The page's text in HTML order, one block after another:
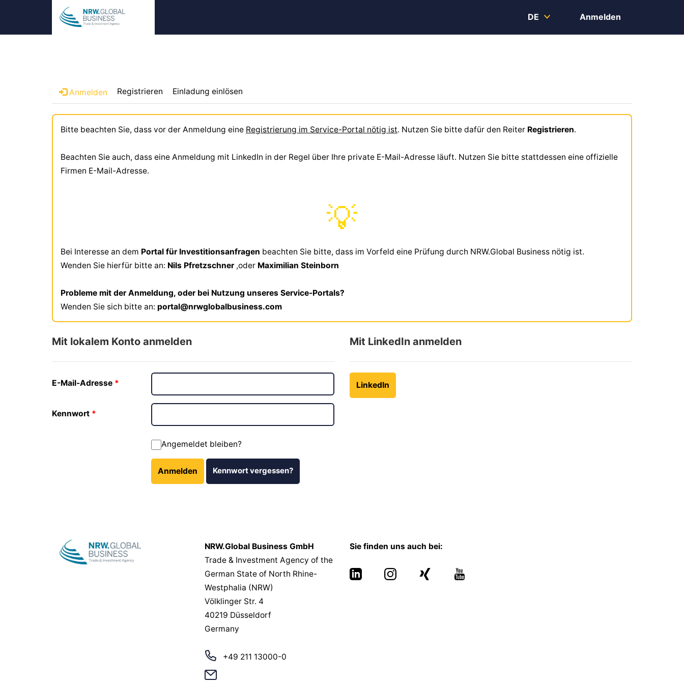
DE Anmelden
Anmelden Registrieren Einladung einlösen
Bitte beachten Sie, dass vor der Anmeldung eine Registrierung im Service-Portal nötig ist. Nutzen Sie bitte dafür den Reiter Registrieren.
Beachten Sie auch, dass eine Anmeldung mit LinkedIn in der Regel über Ihre private E-Mail-Adresse läuft. Nutzen Sie bitte stattdessen eine offizielle
Firmen E-Mail-Adresse.
💡
Bei Interesse an dem Portal für Investitionsanfragen beachten Sie bitte, dass im Vorfeld eine Prüfung durch NRW.Global Business nötig ist.
Wenden Sie hierfür bitte an: Nils Pfretzschner ,oder Maximilian Steinborn
Probleme mit der Anmeldung, oder bei Nutzung unseres Service-Portals?
Wenden Sie sich bitte an: portal@nrwglobalbusiness.com
Mit lokalem Konto anmelden
E-Mail-Adresse
Kennwort
Angemeldet bleiben?
Anmelden Kennwort vergessen?
Mit LinkedIn anmelden
LinkedIn
NRW.Global Business GmbH
Trade & Investment Agency of the
German State of North Rhine-
Westphalia (NRW)
Völklinger Str. 4
40219 Düsseldorf
Germany
+49 211 13000-0
Sie finden uns auch bei: